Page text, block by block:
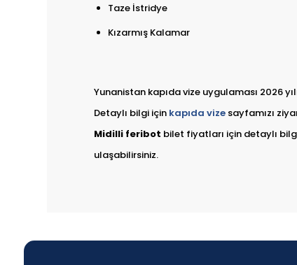
Taze İstridye
Kızarmış Kalamar
Yunanistan kapıda vize uygulaması 2026
Detaylı bilgi için kapıda vize sayfamızı
Midilli feribot bilet fiyatları için detaylı
ulaşabilirsiniz.